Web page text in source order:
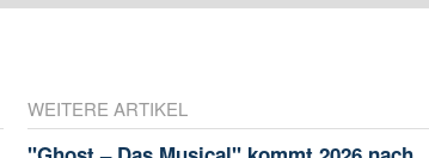
WEITERE ARTIKEL